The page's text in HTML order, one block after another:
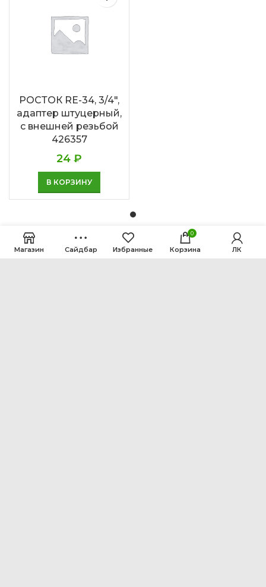
РОСТОК RE-34, 3/4″,
адаптер штуцерный,
с внешней резьбой
426357
24 ₽
В КОРЗИНУ
Магазин Сайдбар Избранные
0
Корзина ЛК